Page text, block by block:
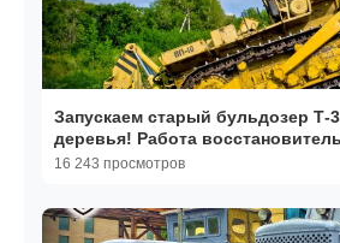
Запускаем старый бульдозер Т-
деревья! Работа
16 243 просмотров